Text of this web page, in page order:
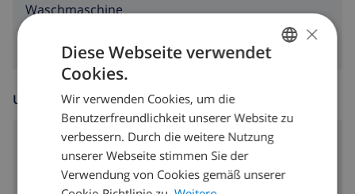
Waschmaschine
UNTERHALTUNG
DVD-Spieler
Satellitenfernsehen
DUTCH
SPANISH
GERMAN
×
Diese Webseite verwendet
Cookies.
Wir verwenden Cookies, um die
Benutzerfreundlichkeit unserer Website zu
verbessern. Durch die weitere Nutzung
unserer Webseite stimmen Sie der
Verwendung von Cookies gemäß unserer